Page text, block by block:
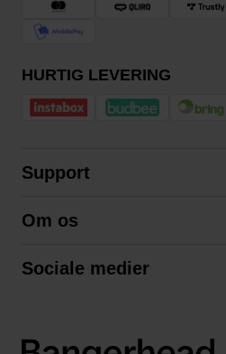
HURTIG LEVERING
Support
Betingelser
Om os
Sociale medier